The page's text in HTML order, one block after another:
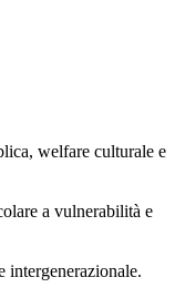
welfare culturale e
a vulnerabilità e
intergenerazionale.